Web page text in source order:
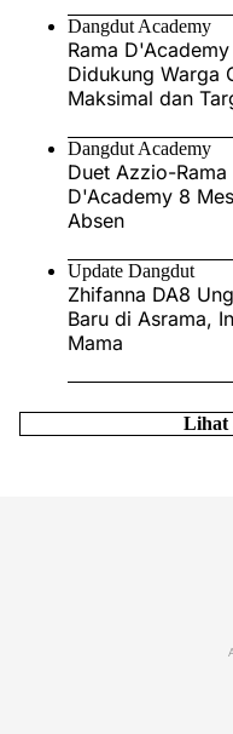
Dangdut Academy
Rama
Didukung Warga
Maksimal dan
Dangdut Academy
Duet Azzio-Rama
D'Academy 8
Absen
Update Dangdut
Zhifanna DA8
Baru di Asrama,
Mama
Lihat